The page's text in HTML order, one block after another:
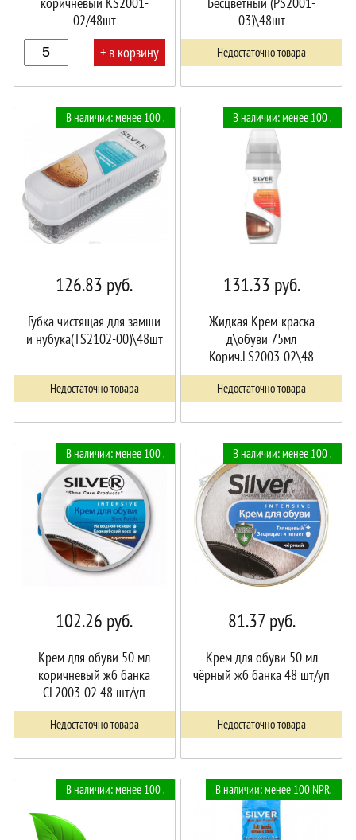
02/48шт
+ в корзину
03)\48шт
Недостаточно товара
В наличии: менее 100 .
126.83 руб.
Губка чистящая для замши
и нубука(ТS2102-00)\48шт
Недостаточно товара
В наличии: менее 100 .
131.33 руб.
Жидкая Крем-краска
д\обуви 75мл
Корич.LS2003-02\48
Недостаточно товара
В наличии: менее 100 .
102.26 руб.
Крем для обуви 50 мл
коричневый жб банка
CL2003-02 48 шт/уп
Недостаточно товара
В наличии: менее 100 .
81.37руб.
Крем для обуви 50 мл
чёрный жб банка 48 шт/уп
Недостаточно товара
В наличии: менее 100 . В наличии: менее 100 NPR.